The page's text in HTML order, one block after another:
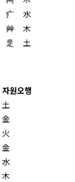
疒
水
艸
木
辵 土
자원오행
土
金
火
金
水
木